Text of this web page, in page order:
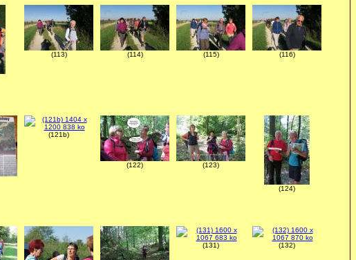
(113) (114) (115) (116)
(121b)
(122) (123)
(124)
(131) (132)